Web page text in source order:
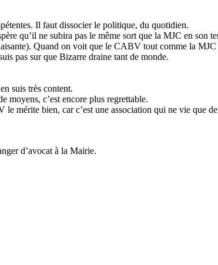
Il faut dissocier le politique, du quotidien.
qu’il ne subira pas le même sort que la MJC en son
Quand on voit que le CABV tout comme la MJC
pas sur que Bizarre draine tant de monde.
suis très content.
moyens, c’est encore plus regrettable.
mérite bien, car c’est une association qui ne vie que
d’avocat à la Mairie.